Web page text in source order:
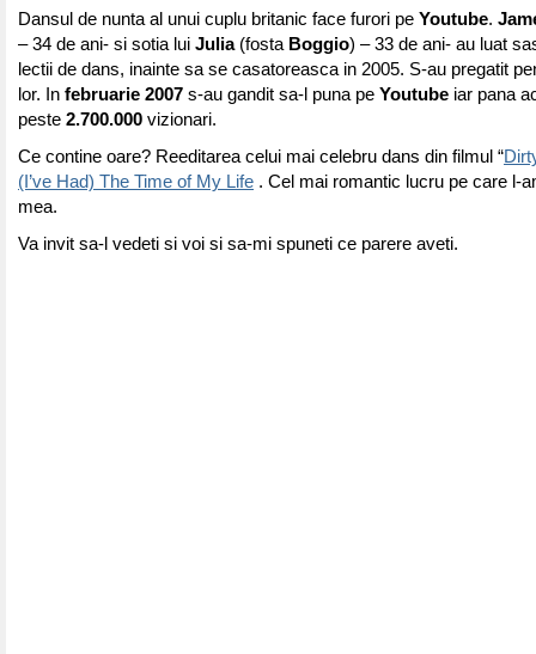
Dansul de nunta al unui cuplu britanic face furori pe Youtube.
– 34 de ani- si sotia lui Julia(fosta Boggio) – 33 de ani- au luat
lectii de dans, inainte sa se casatoreasca in 2005. S-au pregatit
lor. In februarie 2007 s-au gandit sa-l puna pe Youtube iar pana
peste 2.700.000 vizionari.
Ce contine oare? Reeditarea celui mai celebru dans din filmul “
(I’ve Had) The Time of My Life . Cel mai romantic lucru pe care l-
mea.
Va invit sa-l vedeti si voi si sa-mi spuneti ce parere aveti.